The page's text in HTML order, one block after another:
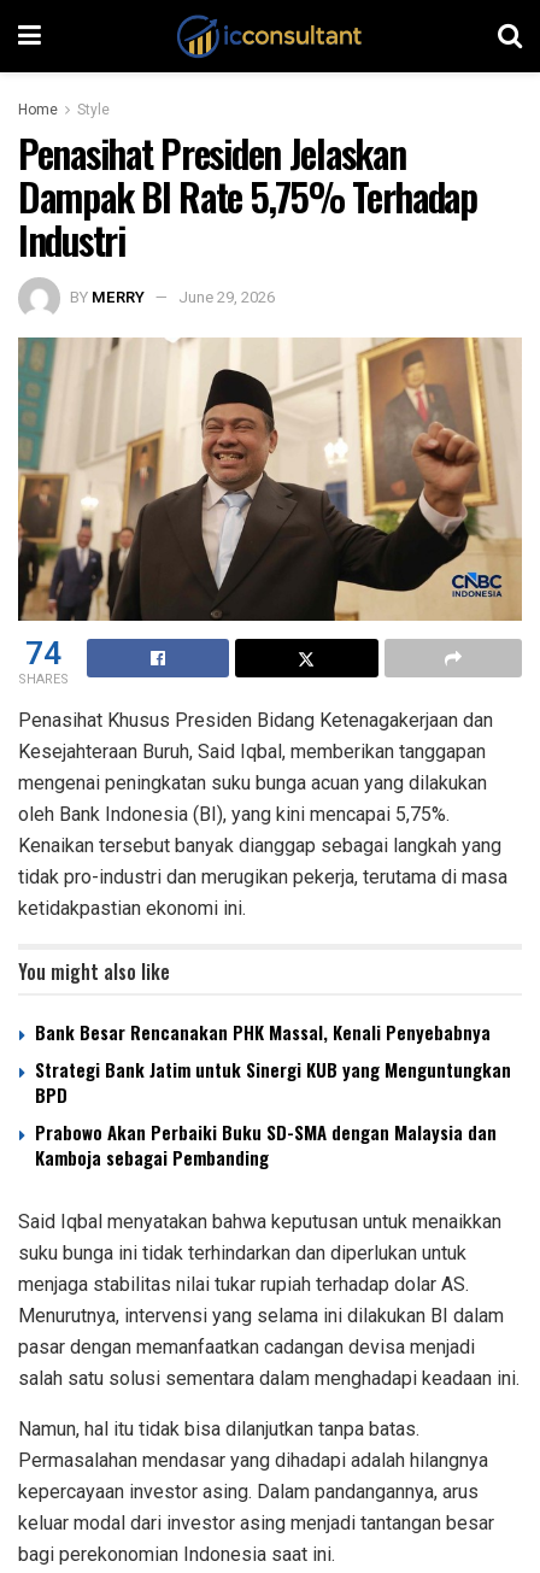
Home Style
Penasihat Presiden Jelaskan
Dampak BI Rate 5,75% Terhadap
Industri
BY MERRY June 29, 2026
74
SHARES
Penasihat Khusus Presiden Bidang Ketenagakerjaan dan
Kesejahteraan Buruh, Said Iqbal, memberikan tanggapan
mengenai peningkatan suku bunga acuan yang dilakukan
oleh Bank Indonesia (BI), yang kini mencapai 5,75%.
Kenaikan tersebut banyak dianggap sebagai langkah yang
tidak pro-industri dan merugikan pekerja, terutama di masa
ketidakpastian ekonomi ini.
You might also like
Bank Besar Rencanakan PHK Massal, Kenali Penyebabnya
Strategi Bank Jatim untuk Sinergi KUB yang Menguntungkan
BPD
Prabowo Akan Perbaiki Buku SD-SMA dengan Malaysia dan
Kamboja sebagai Pembanding
Said Iqbal menyatakan bahwa keputusan untuk menaikkan
suku bunga ini tidak terhindarkan dan diperlukan untuk
menjaga stabilitas nilai tukar rupiah terhadap dolar AS.
Menurutnya, intervensi yang selama ini dilakukan BI dalam
pasar dengan memanfaatkan cadangan devisa menjadi
salah satu solusi sementara dalam menghadapi keadaan ini.
Namun, hal itu tidak bisa dilanjutkan tanpa batas.
Permasalahan mendasar yang dihadapi adalah hilangnya
kepercayaan investor asing. Dalam pandangannya, arus
keluar modal dari investor asing menjadi tantangan besar
bagi perekonomian Indonesia saat ini.